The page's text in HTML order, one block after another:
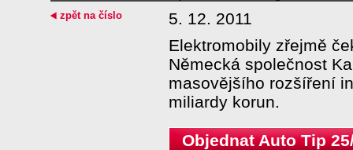
5. 12. 2011
Elektromobily zřejmě
Německá společnost
masovějšího rozšíření
miliardy korun.
Objednat Auto Tip
zpět na číslo